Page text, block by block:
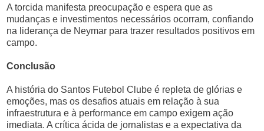
A torcida manifesta preocupação e espera que as
mudanças e investimentos necessários ocorram, confiando
na liderança de Neymar para trazer resultados positivos em
campo.
Conclusão
A história do Santos Futebol Clube é repleta de glórias e
emoções, mas os desafios atuais em relação à sua
infraestrutura e à performance em campo exigem ação
imediata. A crítica ácida de jornalistas e a expectativa da